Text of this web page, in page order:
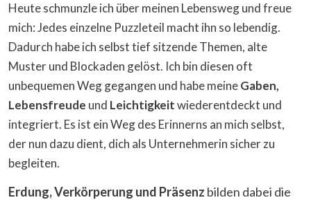
Heute schmunzle ich über meinen Lebensweg und freue
mich: Jedes einzelne Puzzleteil macht ihn so lebendig.
Dadurch habe ich selbst tief sitzende Themen, alte
Muster und Blockaden gelöst. Ich bin diesen oft
unbequemen Weg gegangen und habe meineGaben,
Lebensfreude und Leichtigkeitwiederentdeckt und
integriert. Es ist ein Weg des Erinnerns an mich selbst,
der nun dazu dient, dich als Unternehmerin sicher zu
begleiten.
Erdung, Verkörperung und Präsenz bilden dabei die